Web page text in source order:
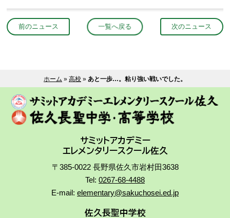
前のニュース 一覧へ戻る 次のニュース
ホーム » 高校 » あと一歩…。粘り強い戦いでした。
サミットアカデミー
エレメンタリースクール佐久
〒385-0022 長野県佐久市岩村田3638
Tel: 0267-68-4488
E-mail: elementary@sakuchosei.ed.jp
佐久長聖中学校